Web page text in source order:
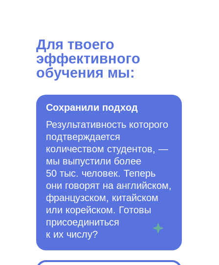
Результативность которого
подтверждается
количеством студентов, —
мы выпустили более
50 тыс. человек. Теперь
они говорят на английском,
французском, китайском
или корейском. Готовы
присоединиться
к их числу?
Сохранили подход
Для твоего
эффективного
обучения мы: